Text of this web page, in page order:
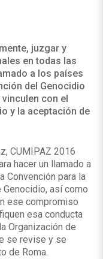
juzgar y
en todas las
a los países
del Genocidio
con el
y la aceptación de
CUMIPAZ 2016
hacer un llamado a
Convención para la
así como
ese compromiso
esa conducta
Organización de
se revise y se
de Roma.